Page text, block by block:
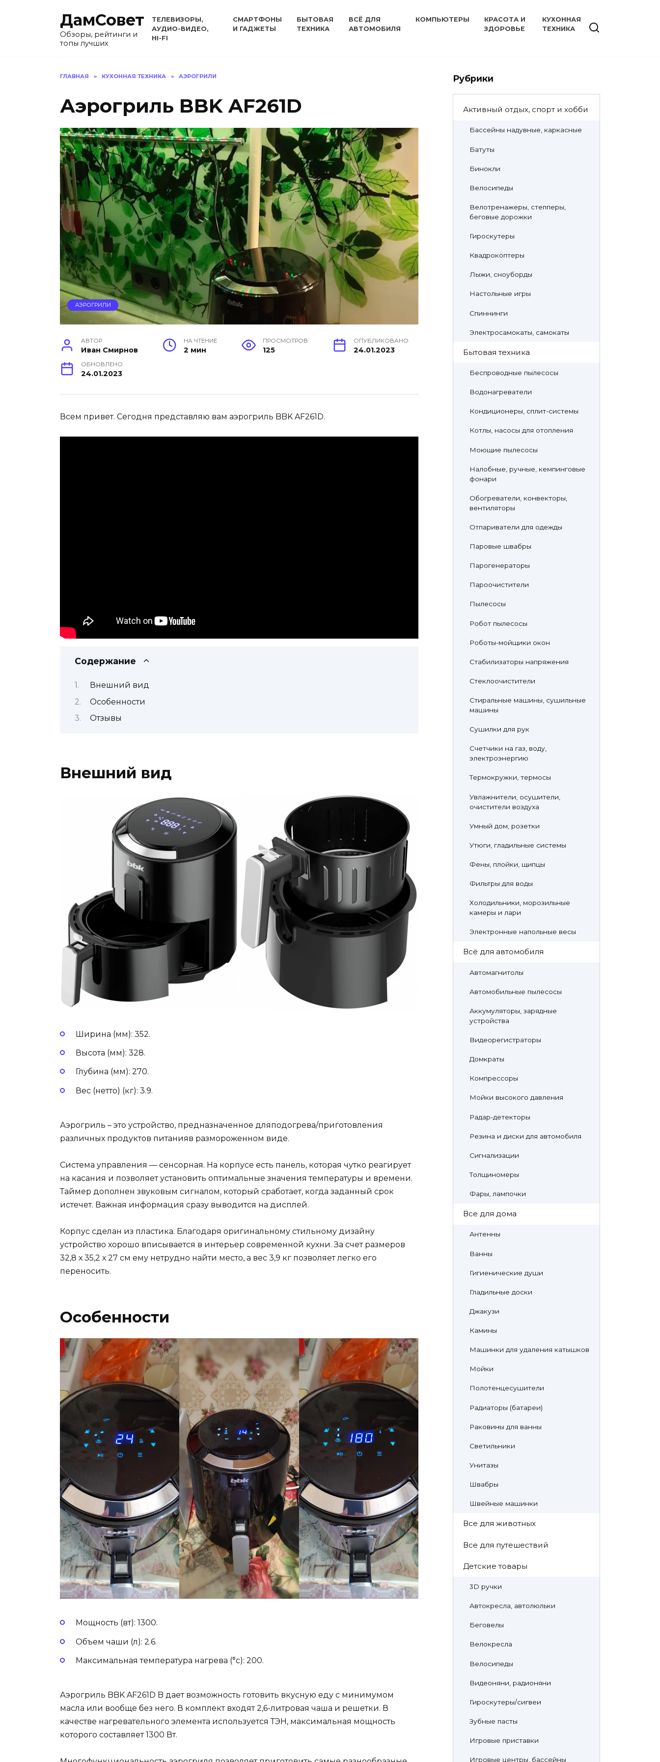
ДамСовет
Обзоры, рейтинги и
топы лучших
ТЕЛЕВИЗОРЫ,
АУДИО-ВИДЕО,
HI-FI
СМАРТФОНЫ
И ГАДЖЕТЫ
БЫТОВАЯ
ТЕХНИКА
ВСЁ ДЛЯ
АВТОМОБИЛЯ
КОМПЬЮТЕРЫ
КРАСОТА И
ЗДОРОВЬЕ
КУХОННАЯ
ТЕХНИКА
ГЛАВНАЯ » КУХОННАЯ ТЕХНИКА » АЭРОГРИЛИ
Аэрогриль BBK AF261D
АЭРОГРИЛИ
АВТОР
Иван Смирнов
НА ЧТЕНИЕ
2 мин
ПРОСМОТРОВ
125
ОПУБЛИКОВАНО
24.01.2023
ОБНОВЛЕНО
24.01.2023
Всем привет. Сегодня представляю вам аэрогриль BBK AF261D.
Содержание
Внешний вид
Особенности
Отзывы
Внешний вид
Ширина (мм): 352.
Высота (мм): 328.
Глубина (мм): 270.
Вес (нетто) (кг): 3.9.
Аэрогриль – это устройство, предназначенное дляподогрева/приготовления
различных продуктов питанияв размороженном виде.
Система управления — сенсорная. На корпусе есть панель, которая чутко реагирует
на касания и позволяет установить оптимальные значения температуры и времени.
Таймер дополнен звуковым сигналом, который сработает, когда заданный срок
истечет. Важная информация сразу выводится на дисплей.
Корпус сделан из пластика. Благодаря оригинальному стильному дизайну
устройство хорошо вписывается в интерьер современной кухни. За счет размеров
32,8 х 35,2 х 27 см ему нетрудно найти место, а вес 3,9 кг позволяет легко его
переносить.
Особенности
Мощность (вт): 1300.
Объем чаши (л): 2.6.
Максимальная температура нагрева (°c): 200.
Аэрогриль BBK AF261D B дает возможность готовить вкусную еду с минимумом
масла или вообще без него. В комплект входят 2,6-литровая чаша и решетки. В
качестве нагревательного элемента используется ТЭН, максимальная мощность
которого составляет 1300 Вт.
Рубрики
Активный отдых, спорт и хобби
Бассейны надувные, каркасные
Батуты
Бинокли
Велосипеды
Велотренажеры, степперы,
беговые дорожки
Гироскутеры
Квадрокоптеры
Лыжи, сноуборды
Настольные игры
Спиннинги
Электросамокаты, самокаты
Бытовая техника
Беспроводные пылесосы
Водонагреватели
Кондиционеры, сплит-системы
Котлы, насосы для отопления
Моющие пылесосы
Налобные, ручные, кемпинговые
фонари
Обогреватели, конвекторы,
вентиляторы
Отпариватели для одежды
Паровые швабры
Парогенераторы
Пароочистители
Пылесосы
Робот пылесосы
Роботы-мойщики окон
Стабилизаторы напряжения
Стеклоочистители
Стиральные машины, сушильные
машины
Сушилки для рук
Счетчики на газ, воду,
электроэнергию
Термокружки, термосы
Увлажнители, осушители,
очистители воздуха
Умный дом, розетки
Утюги, гладильные системы
Фены, плойки, щипцы
Фильтры для воды
Холодильники, морозильные
камеры и лари
Электронные напольные весы
Всё для автомобиля
Автомагнитолы
Автомобильные пылесосы
Аккумуляторы, зарядные
устройства
Видеорегистраторы
Домкраты
Компрессоры
Мойки высокого давления
Радар-детекторы
Резина и диски для автомобиля
Сигнализации
Толщиномеры
Фары, лампочки
Все для дома
Антенны
Ванны
Гигиенические души
Гладильные доски
Джакузи
Камины
Машинки для удаления катышков
Мойки
Полотенцесушители
Радиаторы (батареи)
Раковины для ванны
Светильники
Унитазы
Швабры
Швейные машинки
Все для животных
Все для путешествий
Детские товары
3D ручки
Автокресла, автолюльки
Беговелы
Велокресла
Велосипеды
Видеоняни, радионяни
Гироскутеры/сигвеи
Зубные пасты
Игровые приставки
Игровые центры, бассейны